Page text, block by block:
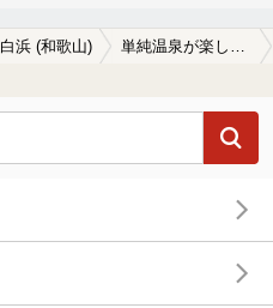
白浜 (和歌山)